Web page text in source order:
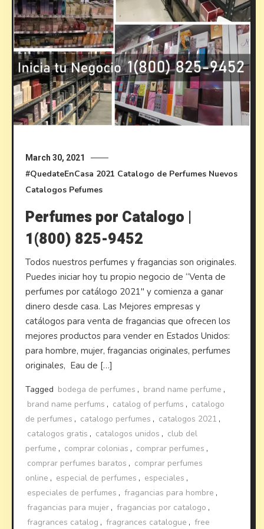
March 30, 2021
#QuedateEnCasa 2021 Catalogo de Perfumes Nuevos
Catalogos Pefumes
Perfumes por Catalogo |
1(800) 825-9452
Todos nuestros perfumes y fragancias son originales.
Puedes iniciar hoy tu propio negocio de “Venta de
perfumes por catálogo 2021″ y comienza a ganar
dinero desde casa. Las Mejores empresas y
catálogos para venta de fragancias que ofrecen los
mejores productos para vender en Estados Unidos:
para hombre, mujer, fragancias originales, perfumes
originales, Eau de […]
Tagged bodega de perfumes , brand name perfume ,
brand name perfums , catalog of perfums , catalogo
de perfumes , catalogo perfumes , catalogos 2021 ,
catalogos gratis , catalogos unidos , club del
perfume , comprar colonias , comprar perfumes ,
comprar perfumes baratos , comprar perfumes
online , especial de perfumes , especiales ,
especiales de perfumes , fragancias para hombre ,
fragancias para mujer , fragancias por catalogo ,
fragrances catalog , fragrances catalogue , free